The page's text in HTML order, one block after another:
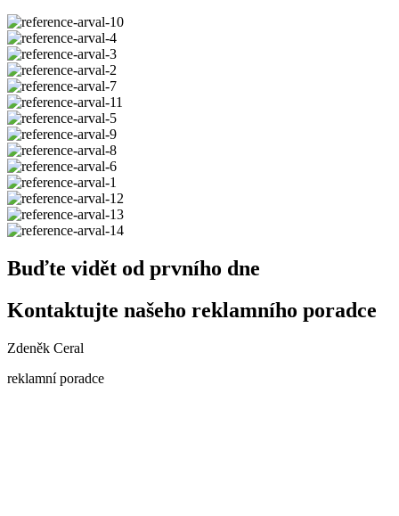
Buďte vidět od prvního dne
Kontaktujte našeho reklamního poradce
Zdeněk Ceral
reklamní poradce